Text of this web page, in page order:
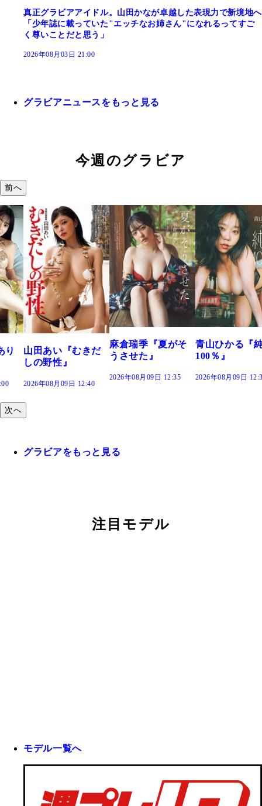
真正グラビアアイドル。山田かなが卓越した表現力で新境地へ
「少年誌に載っていた"エッチなお姉さん"になれるってすご
く尊いことだと思う」
2026年08月03日 21:00
グラビアニュースをもっと見る
今週のグラビア
前へ
『むきだ
09日 12:40
麻倉瑞季『夏がそ
うさせた』
2026年08月09日 12:35
青山ひかる『純度
100％』
2026年08月09日 12:30
溝端 葵
つの、
で。』
2026年08
次へ
グラビアをもっと見る
注目モデル
モデル一覧へ